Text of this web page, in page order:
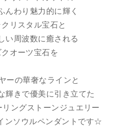
んわり魅力的に輝く
リスタル宝石と
い周波数に癒される
クオーツ宝石を
ーの華奢なラインと
輝きで優美に引き立てた
ングストーンジュエリー
ンソウルペンダントです☆